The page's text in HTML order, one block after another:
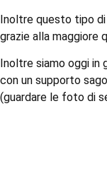
Inoltre questo tipo di
grazie alla maggiore
Inoltre siamo oggi in
con un supporto
(guardare le foto di